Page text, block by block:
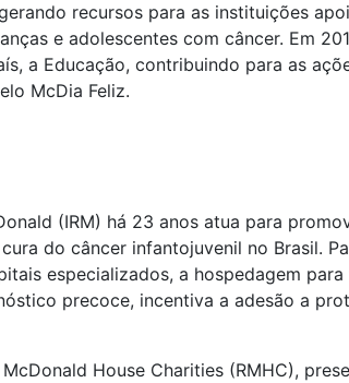
recursos para as instituições
e adolescentes com câncer. Em
a Educação, contribuindo para as
McDia Feliz.
(IRM) há 23 anos atua para
do câncer infantojuvenil no Brasil.
especializados, a hospedagem
precoce, incentiva a adesão a
House Charities (RMHC),